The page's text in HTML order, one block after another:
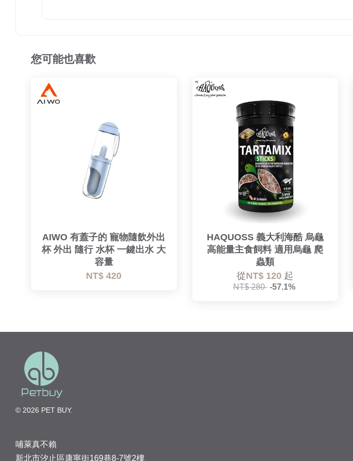
您可能也喜歡
AIWO 有蓋子的 寵物隨飲外出
杯 外出 隨行 水杯 一鍵出水 大
容量
NT$ 420
HAQUOSS 義大利海酷 烏龜
高能量主食飼料 適用烏龜 爬
蟲類
從NT$ 120 起
NT$ 280 -57.1%
© 2026 PET BUY.
哺萊真不賴
新北市汐止區康寧街169巷8-7號2樓